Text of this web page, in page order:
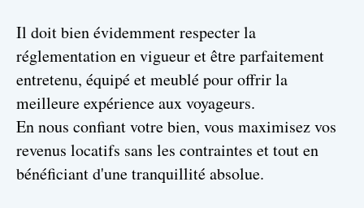
Il doit bien évidemment respecter la
réglementation en vigueur et être parfaitement
entretenu, équipé et meublé pour offrir la
meilleure expérience aux voyageurs.
En nous confiant votre bien, vous maximisez vos
revenus locatifs sans les contraintes et tout en
bénéficiant d'une tranquillité absolue.